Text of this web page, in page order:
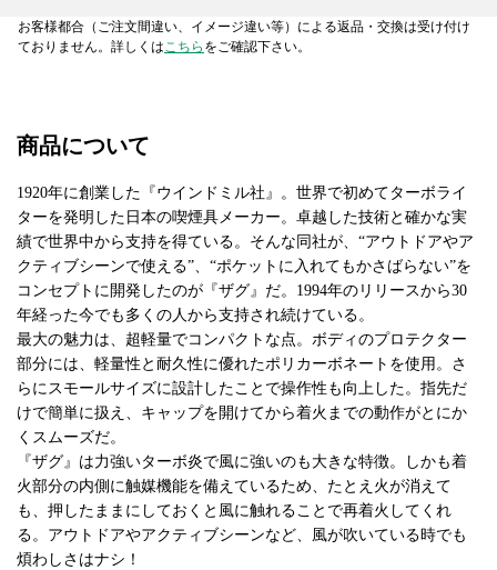
お客様都合（ご注文間違い、イメージ違い等）による返品・交換は受け付け
ておりません。詳しくはこちら をご確認下さい。
商品について
1920年に創業した『ウインドミル社』。世界で初めてターボライ
ターを発明した日本の喫煙具メーカー。卓越した技術と確かな実
績で世界中から支持を得ている。そんな同社が、“アウトドアやア
クティブシーンで使える”、“ポケットに入れてもかさばらない”を
コンセプトに開発したのが『ザグ』だ。1994年のリリースから30
年経った今でも多くの人から支持され続けている。
最大の魅力は、超軽量でコンパクトな点。ボディのプロテクター
部分には、軽量性と耐久性に優れたポリカーボネートを使用。さ
らにスモールサイズに設計したことで操作性も向上した。指先だ
けで簡単に扱え、キャップを開けてから着火までの動作がとにか
くスムーズだ。
『ザグ』は力強いターボ炎で風に強いのも大きな特徴。しかも着
火部分の内側に触媒機能を備えているため、たとえ火が消えて
も、押したままにしておくと風に触れることで再着火してくれ
る。アウトドアやアクティブシーンなど、風が吹いている時でも
煩わしさはナシ！